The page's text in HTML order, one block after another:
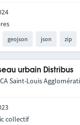
geojson json zip
urbain Distribus
CA Saint-Louis
collectif